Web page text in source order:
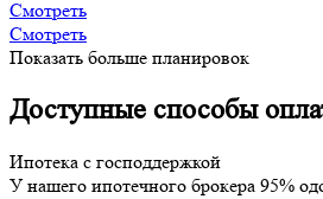
Смотреть
Смотреть
Показать больше планировок
Доступные способы
Ипотека с господдержкой
У нашего ипотечного брокера 95%